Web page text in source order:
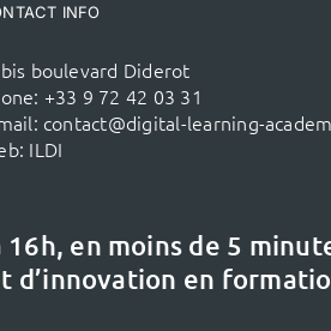
INFO
boulevard Diderot
+33 9 72 42 03 31
contact@digital-learning-
ILDI
16h, en moins de 5
d’innovation en